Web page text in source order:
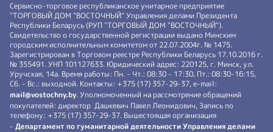
Сервисно-торговое республиканское унитарное предприятие
"ТОРГОВЫЙ ДОМ "ВОСТОЧНЫЙ" Управления делами Президента
Республики Беларусь (РУП "ТОРГОВЫЙ ДОМ "ВОСТОЧНЫЙ").
Свидетельство о государственной регистрации выдано Минским
городским исполнительным комитетом от 22.07.2004г. № 1475.
Зарегистрирован в Торговом реестре Республики Беларусь 17.10.2016 г.
№ 355491. УНП 101127633. Юридический адрес: 220125, г. Минск, ул.
Уручская, 14а. Время работы: Пн. - Чт.: 08:30 - 17:30, Пт.: 08:30-16:15,
Сб. - Вс.: выходной. Контакты: +375 (17) 357-29-37, e-mail:
mail@vostochny.by. Уполномоченный на рассмотрение обращений
покупателей: директор Дашкевич Павел Леонидович, Запись по
телефону: +375 (17) 357-29-37. Вышестоящая организация
- Департамент по гуманитарной деятельности Управления делами